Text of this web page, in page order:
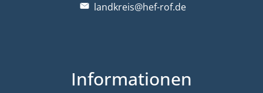
landkreis@hef-rof.de
Informationen